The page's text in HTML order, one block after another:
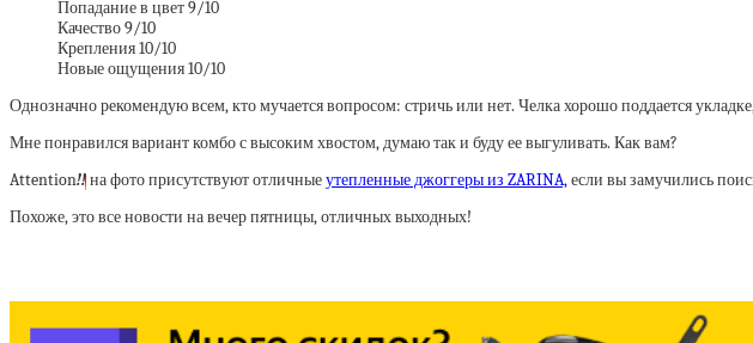
Попадание в цвет 9/10
Качество 9/10
Крепления 10/10
Новые ощущения 10/10
Однозначно рекомендую всем, кто мучается вопросом: стричь или нет. Челка хорошо поддается
Мне понравился вариант комбо с высоким хвостом, думаю так и буду ее выгуливать. Как вам?
Attention‼️на фото присутствуют отличныеутепленные джоггеры из ZARINA,если вы замучились
Похоже, это все новости на вечер пятницы, отличных выходных!